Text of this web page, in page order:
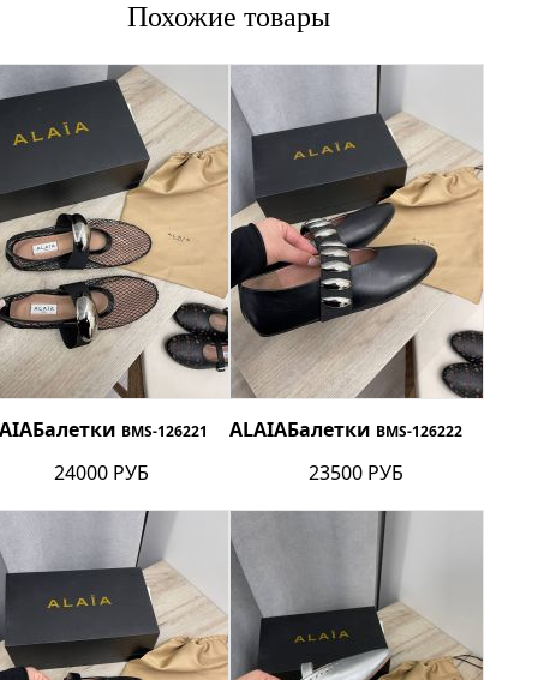
Похожие товары
Балетки BMS-126221
24000 РУБ
Балетки
ALAIA BMS-126222
23500 РУБ